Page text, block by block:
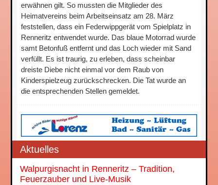
erwähnen gilt. So mussten die Mitglieder des
Heimatvereins beim Arbeitseinsatz am 28. März
feststellen, dass ein Federwippgerät vom Spielplatz in
Renneritz entwendet wurde. Das blaue Motorrad wurde
samt Betonfuß entfernt und das Loch wieder mit Sand
verfüllt. Es ist traurig, zu erleben, dass scheinbar
dreiste Diebe nicht einmal vor dem Raub von
Kinderspielzeug zurückschrecken. Die Tat wurde an
die entsprechenden Stellen gemeldet.
Aktuelles
Walpurgisnacht in Renneritz – Tradition,
Feuerzauber und Live-Musik